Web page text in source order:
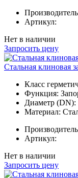
Артикул:
Нет в наличии
Запросить цену
Стальная клиновая
Класс
Функция:
Диаметр (DN):
Материал:
Артикул:
Нет в наличии
Запросить цену